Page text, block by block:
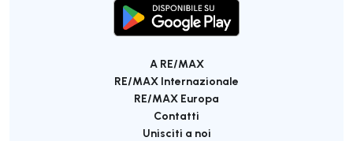
A RE/MAX
RE/MAX Internazionale
RE/MAX Europa
Contatti
Unisciti a noi